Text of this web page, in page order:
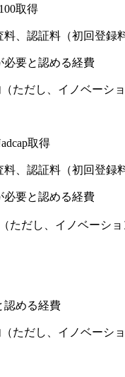
取得
認証料（初回登録料
める経費
イノベーション
取得
認証料（初回登録
める経費
ただし、イノベーシ
円
める経費
イノベーション